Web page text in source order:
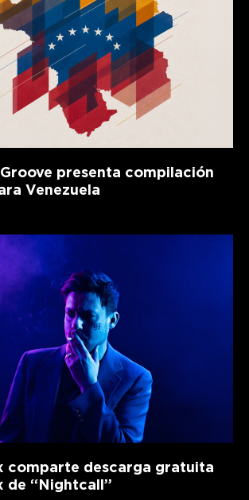
presenta compilación
Venezuela
comparte descarga gratuita
de “Nightcall”